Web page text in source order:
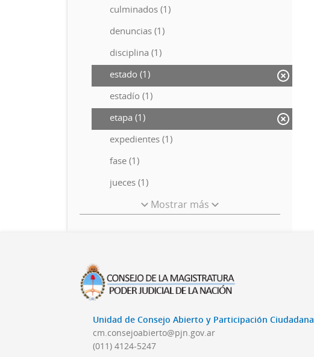
culminados (1)
denuncias (1)
disciplina (1)
estado (1)
estadío (1)
etapa (1)
expedientes (1)
fase (1)
jueces (1)
Mostrar más
Unidad de Consejo Abierto y Participación Ciudadana
cm.consejoabierto@pjn.gov.ar
(011) 4124-5247